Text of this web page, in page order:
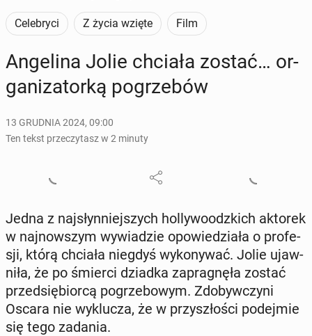
Celebryci Z życia wzięte Film
An­ge­li­na Jolie chciała zostać… or­
ga­ni­za­tor­ką po­grze­bów
13 GRUDNIA 2024, 09:00
Ten tekst przeczytasz w 2 minuty
Jedna z naj­słyn­niej­szych hol­ly­wo­odz­kich aktorek
w naj­now­szym wy­wia­dzie opo­wie­dzia­ła o pro­fe­
sji, którą chciała niegdyś wy­ko­ny­wać. Jolie ujaw­
ni­ła, że po śmierci dziadka za­pra­gnę­ła zostać
przed­się­bior­cą po­grze­bo­wym. Zdo­byw­czy­ni
Oscara nie wy­klu­cza, że w przy­szło­ści po­dej­mie
się tego zadania.